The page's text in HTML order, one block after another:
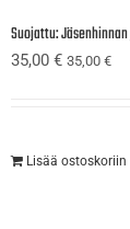
Suojattu:
35,00€ 35,00€
Lisää ostoskoriin